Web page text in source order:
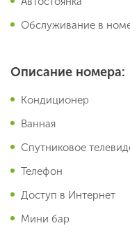
Обслуживание в
Описание номера:
Кондиционер
Ванная
Спутниковое
Телефон
Доступ в Интернет
Мини бар